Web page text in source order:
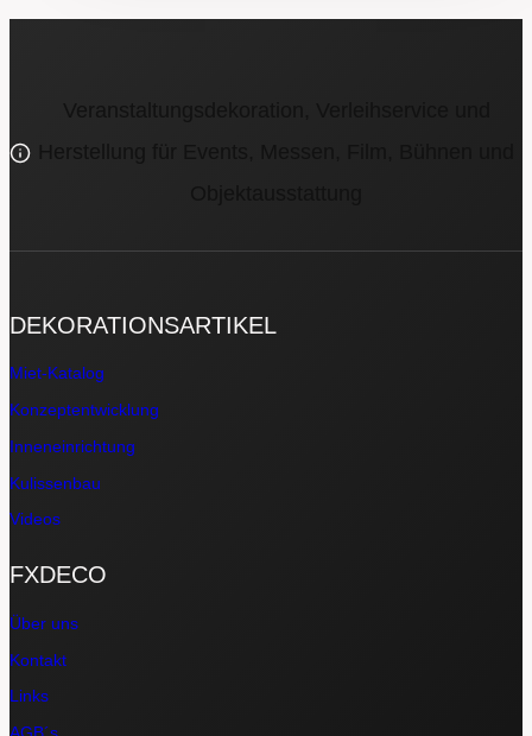
DEKORATIONSARTIKEL
Miet-Katalog
Konzeptentwicklung
Inneneinrichtung
Kulissenbau
Videos
FXDECO
Über uns
Kontakt
Links